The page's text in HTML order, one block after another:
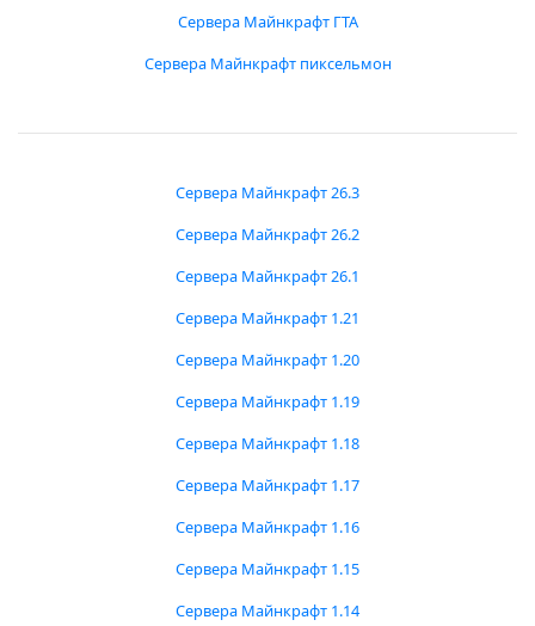
Сервера Майнкрафт ГТА
Сервера Майнкрафт пиксельмон
Сервера Майнкрафт 26.3
Сервера Майнкрафт 26.2
Сервера Майнкрафт 26.1
Сервера Майнкрафт 1.21
Сервера Майнкрафт 1.20
Сервера Майнкрафт 1.19
Сервера Майнкрафт 1.18
Сервера Майнкрафт 1.17
Сервера Майнкрафт 1.16
Сервера Майнкрафт 1.15
Сервера Майнкрафт 1.14